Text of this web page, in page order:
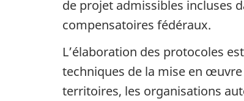
de projet admissibles incluses
compensatoires fédéraux.
L’élaboration des protocoles
techniques de la mise en
territoires, les organisations